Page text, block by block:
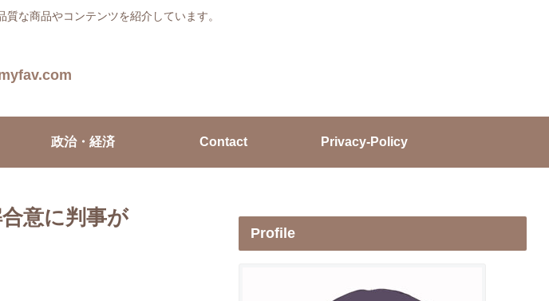
な商品やコンテンツを紹介しています。
政治・経済 Contact Privacy-Policy
意に判事が
Profile